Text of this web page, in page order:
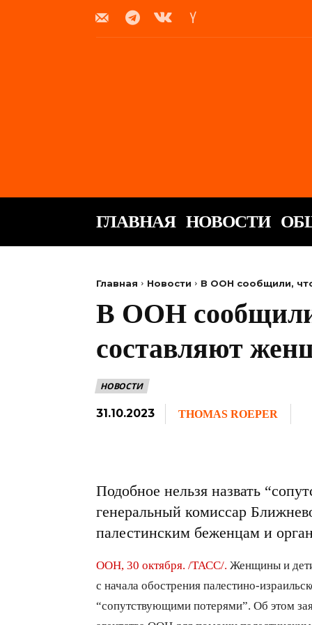
ГЛАВНАЯ НОВОСТИ
Главная Новости В ООН сообщили,
В ООН
составляют
НОВОСТИ
31.10.2023 THOMAS ROEPER
Подобное нельзя назвать
генеральный комиссар
палестинским беженцам и
ООН, 30 октября. /ТАСС/. Женщины и
с начала обострения палестино-
“сопутствующими потерями”. Об этом